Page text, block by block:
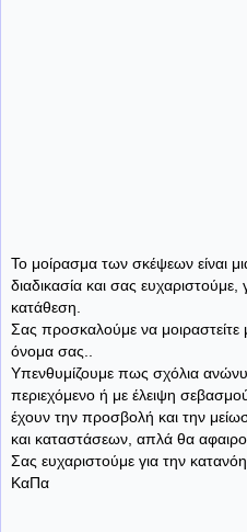
Το μοίρασμα των σκέψεων είναι
διαδικασία και σας ευχαριστούμε,
κατάθεση.
Σας προσκαλούμε να μοιραστείτε
όνομα σας..
Υπενθυμίζουμε πως σχόλια
περιεχόμενο ή με έλειψη
έχουν την προσβολή και την
και καταστάσεων, απλά θα
Σας ευχαριστούμε για την
ΚαΠα